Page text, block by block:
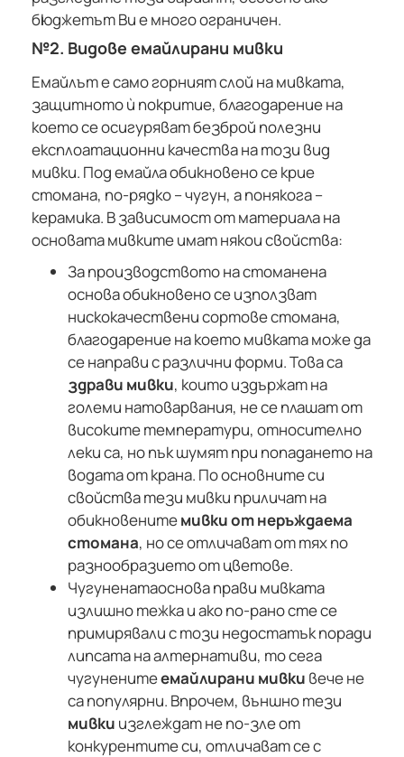
бюджетът Ви е много ограничен.
№2. Видове емайлирани мивки
Емайлът е само горният слой на мивката,
защитното ѝ покритие, благодарение на
което се осигуряват безброй полезни
експлоатационни качества на този вид
мивки. Под емайла обикновено се крие
стомана, по-рядко – чугун, а понякога –
керамика. В зависимост от материала на
основата мивките имат някои свойства:
За производството на стоманена
основа обикновено се използват
нискокачествени сортове стомана,
благодарение на което мивката може да
се направи с различни форми. Това са
здрави мивки, които издържат на
големи натоварвания, не се плашат от
високите температури, относително
леки са, но пък шумят при попадането на
водата от крана. По основните си
свойства тези мивки приличат на
обикновенитемивки от неръждаема
стомана, но се отличават от тях по
разнообразието от цветове.
Чугуненатаоснова прави мивката
излишно тежка и ако по-рано сте се
примирявали с този недостатък поради
липсата на алтернативи, то сега
чугуненитеемайлирани мивки вече не
са популярни. Впрочем, външно тези
мивки изглеждат не по-зле от
конкурентите си, отличават се с